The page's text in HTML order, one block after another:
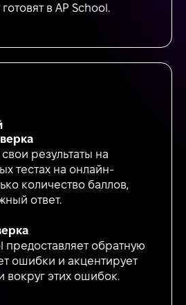
в AP School.
результаты на
тестах на онлайн-
количество баллов,
ответ.
предоставляет обратную
ошибки и акцентирует
вокруг этих ошибок.